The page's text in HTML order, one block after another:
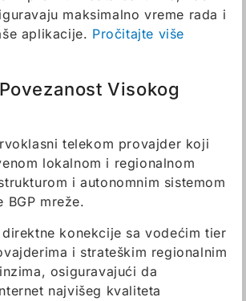
maksimalno vreme rada i
aplikacije. Pročitajte više
Visokog
telekom provajder koji
lokalnom i regionalnom
i autonomnim sistemom
BGP mreže.
konekcije sa vodećim tier
i strateškim regionalnim
osiguravajući da
najvišeg kvaliteta